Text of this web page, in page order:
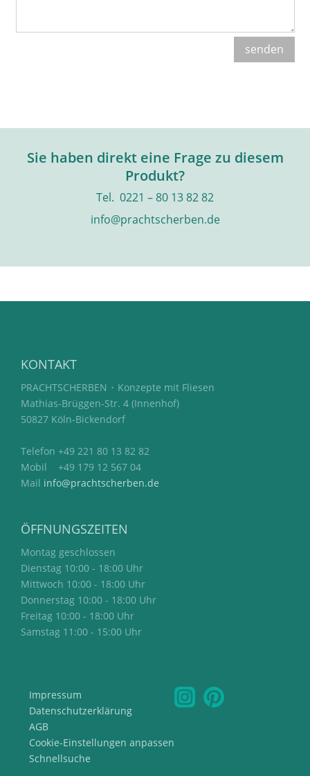
senden
Sie haben direkt eine Frage zu diesem
Produkt?
Tel. 0221 – 80 13 82 82
info@prachtscherben.de
KONTAKT
PRACHTSCHERBEN ･ Konzepte mit Fliesen
Mathias-Brüggen-Str. 4 (Innenhof)
50827 Köln-Bickendorf
Telefon +49 221 80 13 82 82
Mobil +49 179 12 567 04
Mail info@prachtscherben.de
ÖFFNUNGSZEITEN
Montag geschlossen
Dienstag 10:00 - 18:00 Uhr
Mittwoch 10:00 - 18:00 Uhr
Donnerstag 10:00 - 18:00 Uhr
Freitag 10:00 - 18:00 Uhr
Samstag 11:00 - 15:00 Uhr
Impressum
Datenschutzerklärung
AGB
Cookie-Einstellungen anpassen
Schnellsuche